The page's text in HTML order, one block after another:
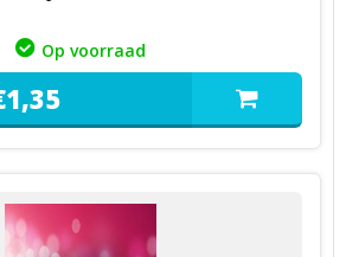
Op voorraad
1,35